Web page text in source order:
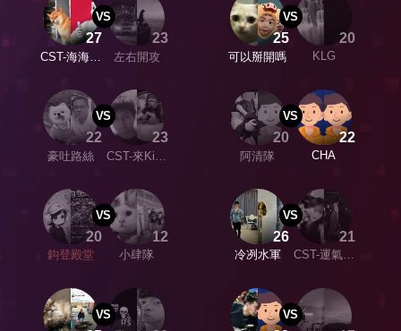
27
CST-海海人
VS
23
左右開攻
22
豪吐路絲
VS
23
CST-來Ki拿
20
鈎登殿堂
VS
12
小肆隊
VS
25
可以掰開嗎
VS
20
KLG
20
阿清隊
VS
22
CHA
26
冷冽水軍
VS
21
CST-運氣金
VS